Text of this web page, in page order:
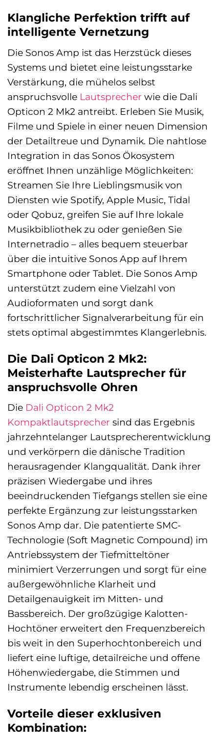
Klangliche Perfektion trifft auf
intelligente Vernetzung
Die Sonos Amp ist das Herzstück dieses
Systems und bietet eine leistungsstarke
Verstärkung, die mühelos selbst
anspruchsvolle Lautsprecher wie die Dali
Opticon 2 Mk2 antreibt. Erleben Sie Musik,
Filme und Spiele in einer neuen Dimension
der Detailtreue und Dynamik. Die nahtlose
Integration in das Sonos Ökosystem
eröffnet Ihnen unzählige Möglichkeiten:
Streamen Sie Ihre Lieblingsmusik von
Diensten wie Spotify, Apple Music, Tidal
oder Qobuz, greifen Sie auf Ihre lokale
Musikbibliothek zu oder genießen Sie
Internetradio – alles bequem steuerbar
über die intuitive Sonos App auf Ihrem
Smartphone oder Tablet. Die Sonos Amp
unterstützt zudem eine Vielzahl von
Audioformaten und sorgt dank
fortschrittlicher Signalverarbeitung für ein
stets optimal abgestimmtes Klangerlebnis.
Die Dali Opticon 2 Mk2:
Meisterhafte Lautsprecher für
anspruchsvolle Ohren
Die Dali Opticon 2 Mk2
Kompaktlautsprecher sind das Ergebnis
jahrzehntelanger Lautsprecherentwicklung
und verkörpern die dänische Tradition
herausragender Klangqualität. Dank ihrer
präzisen Wiedergabe und ihres
beeindruckenden Tiefgangs stellen sie eine
perfekte Ergänzung zur leistungsstarken
Sonos Amp dar. Die patentierte SMC-
Technologie (Soft Magnetic Compound) im
Antriebssystem der Tiefmitteltöner
minimiert Verzerrungen und sorgt für eine
außergewöhnliche Klarheit und
Detailgenauigkeit im Mitten- und
Bassbereich. Der großzügige Kalotten-
Hochtöner erweitert den Frequenzbereich
bis weit in den Superhochtonbereich und
liefert eine luftige, detailreiche und offene
Höhenwiedergabe, die Stimmen und
Instrumente lebendig erscheinen lässt.
Vorteile dieser exklusiven
Kombination: